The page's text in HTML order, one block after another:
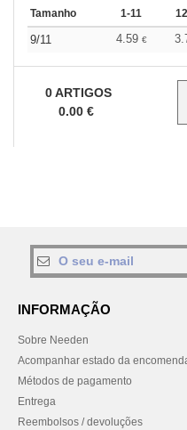
Tamanho 1-11
9/11 4.59 €
0ARTIGOS
0.00 €
INFORMAÇÃO
Sobre Needen
Acompanhar estado da
Métodos de pagamento
Entrega
Reembolsos / devoluções